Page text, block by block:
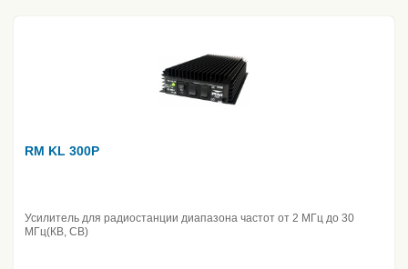
RM KL 300P
Усилитель для радиостанции диапазона частот от 2 МГц до 30
МГц(КВ, CB)